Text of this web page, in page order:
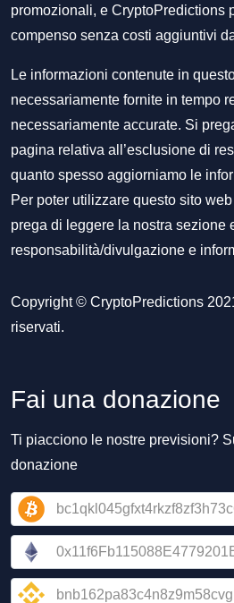
promozionali, e CryptoPredictions
compenso senza costi aggiuntivi
Le informazioni contenute in
necessariamente fornite in tempo
necessariamente accurate. Si
pagina relativa all’esclusione di
quanto spesso aggiorniamo le
Per poter utilizzare questo sito
prega di leggere la nostra sezione
responsabilità/divulgazione e
Copyright © CryptoPredictions
riservati.
Fai una donazione
Ti piacciono le nostre previsioni?
donazione